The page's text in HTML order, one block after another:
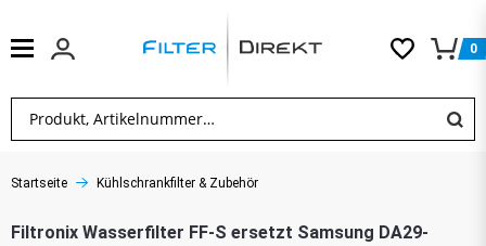
0
Startseite Kühlschrankfilter & Zubehör
Filtronix Wasserfilter FF-S ersetzt Samsung DA29-